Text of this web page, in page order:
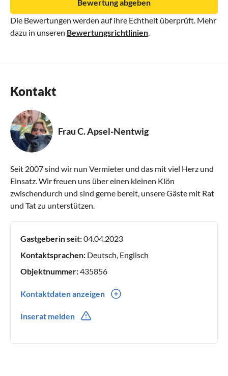
Die Bewertungen werden auf ihre Echtheit überprüft. Mehr
dazu in unseren Bewertungsrichtlinien
Bewertung abgeben
Kontakt
Frau C. Apsel-Nentwig
Seit 2007 sind wir nun Vermieter und das mit viel Herz und
Einsatz. Wir freuen uns über einen kleinen Klön
zwischendurch und sind gerne bereit, unsere Gäste mit Rat
und Tat zu unterstützen.
Gastgeberin seit:04.04.2023
Kontaktsprachen: Deutsch, Englisch
Objektnummer:435856
Kontaktdaten anzeigen
Inserat melden